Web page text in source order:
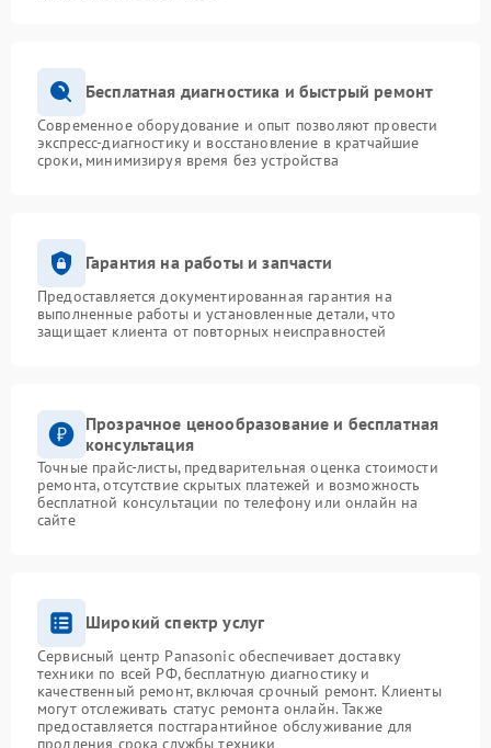
Бесплатная диагностика и быстрый ремонт
Современное оборудование и опыт позволяют провести
экспресс-диагностику и восстановление в кратчайшие
сроки, минимизируя время без устройства
Гарантия на работы и запчасти
Предоставляется документированная гарантия на
выполненные работы и установленные детали, что
защищает клиента от повторных неисправностей
Прозрачное ценообразование и бесплатная
консультация
Точные прайс-листы, предварительная оценка стоимости
ремонта, отсутствие скрытых платежей и возможность
бесплатной консультации по телефону или онлайн на
сайте
Широкий спектр услуг
Сервисный центр Panasonic обеспечивает доставку
техники по всей РФ, бесплатную диагностику и
качественный ремонт, включая срочный ремонт. Клиенты
могут отслеживать статус ремонта онлайн. Также
предоставляется постгарантийное обслуживание для
продления срока службы техники